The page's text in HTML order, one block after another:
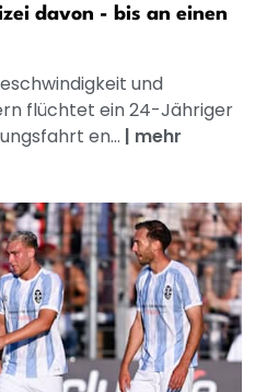
davon - bis an einen
und
flüchtet ein 24-Jähriger
en... | mehr